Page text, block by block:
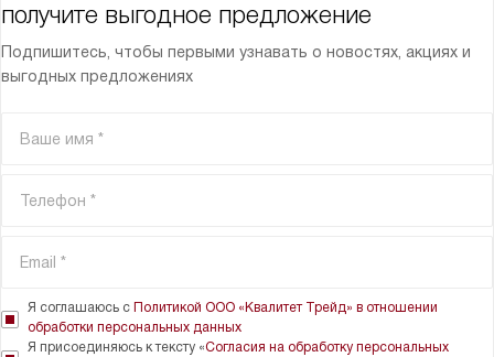
получите выгодное предложение
Подпишитесь, чтобы первыми узнавать о новостях, акциях и
выгодных предложениях
Я соглашаюсь с Политикой ООО «Квалитет Трейд» в отношении
обработки персональных данных
Я присоединяюсь к тексту «Согласия на обработку персональных